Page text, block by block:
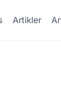
Artikler